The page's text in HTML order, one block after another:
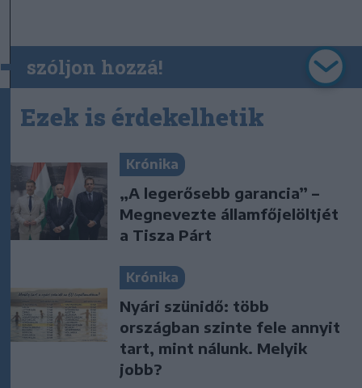
szóljon hozzá!
Ezek is érdekelhetik
Krónika
„A legerősebb garancia” –
Megnevezte államfőjelöltjét
a Tisza Párt
Krónika
Nyári szünidő: több
országban szinte fele annyit
tart, mint nálunk. Melyik
jobb?